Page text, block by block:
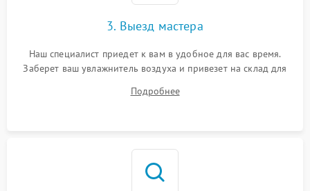
3. Выезд мастера
Наш специалист приедет к вам в удобное для вас время.
Заберет ваш увлажнитель воздуха и привезет на склад для
Подробнее